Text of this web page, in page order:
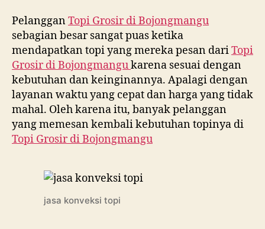
PelangganTopi Grosir diBojongmangu
sebagian besar sangat puas ketika
mendapatkan topi yang mereka pesan dariTopi
Grosir diBojongmangukarena sesuai dengan
kebutuhan dan keinginannya. Apalagi dengan
layanan waktu yang cepat dan harga yang tidak
mahal. Oleh karena itu, banyak pelanggan
yang memesan kembali kebutuhan topinya di
Topi Grosir diBojongmangu
jasa konveksi topi